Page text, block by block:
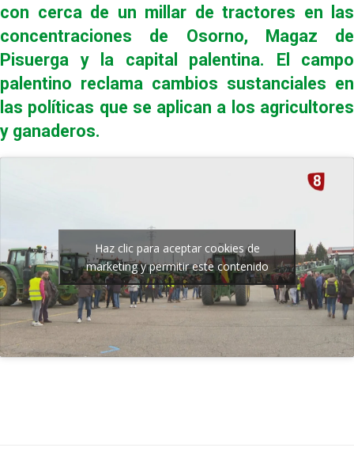
con cerca de un millar de tractores en las
concentraciones de Osorno, Magaz de
Pisuerga y la capital palentina. El campo
palentino reclama cambios sustanciales en
las políticas que se aplican a los agricultores
y ganaderos.
Haz clic para aceptar cookies de
marketing y permitir este contenido